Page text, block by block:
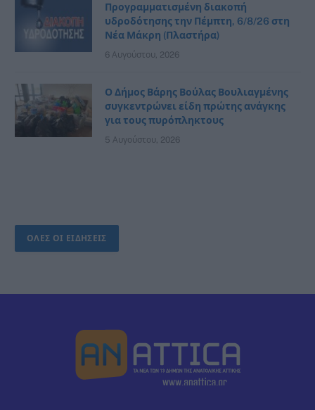
Προγραμματισμένη διακοπή
υδροδότησης την Πέμπτη, 6/8/26 στη
Νέα Μάκρη (Πλαστήρα)
6 Αυγούστου, 2026
Ο Δήμος Βάρης Βούλας Βουλιαγμένης
συγκεντρώνει είδη πρώτης ανάγκης
για τους πυρόπληκτους
5 Αυγούστου, 2026
ΟΛΕΣ ΟΙ ΕΙΔΗΣΕΙΣ